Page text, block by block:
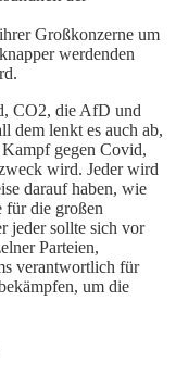
Großkonzerne um
werdenden
CO2, die AfD und
dem lenkt es auch ab,
gegen Covid,
wird. Jeder wird
darauf haben, wie
für die großen
jeder sollte sich vor
Parteien,
verantwortlich für
um die